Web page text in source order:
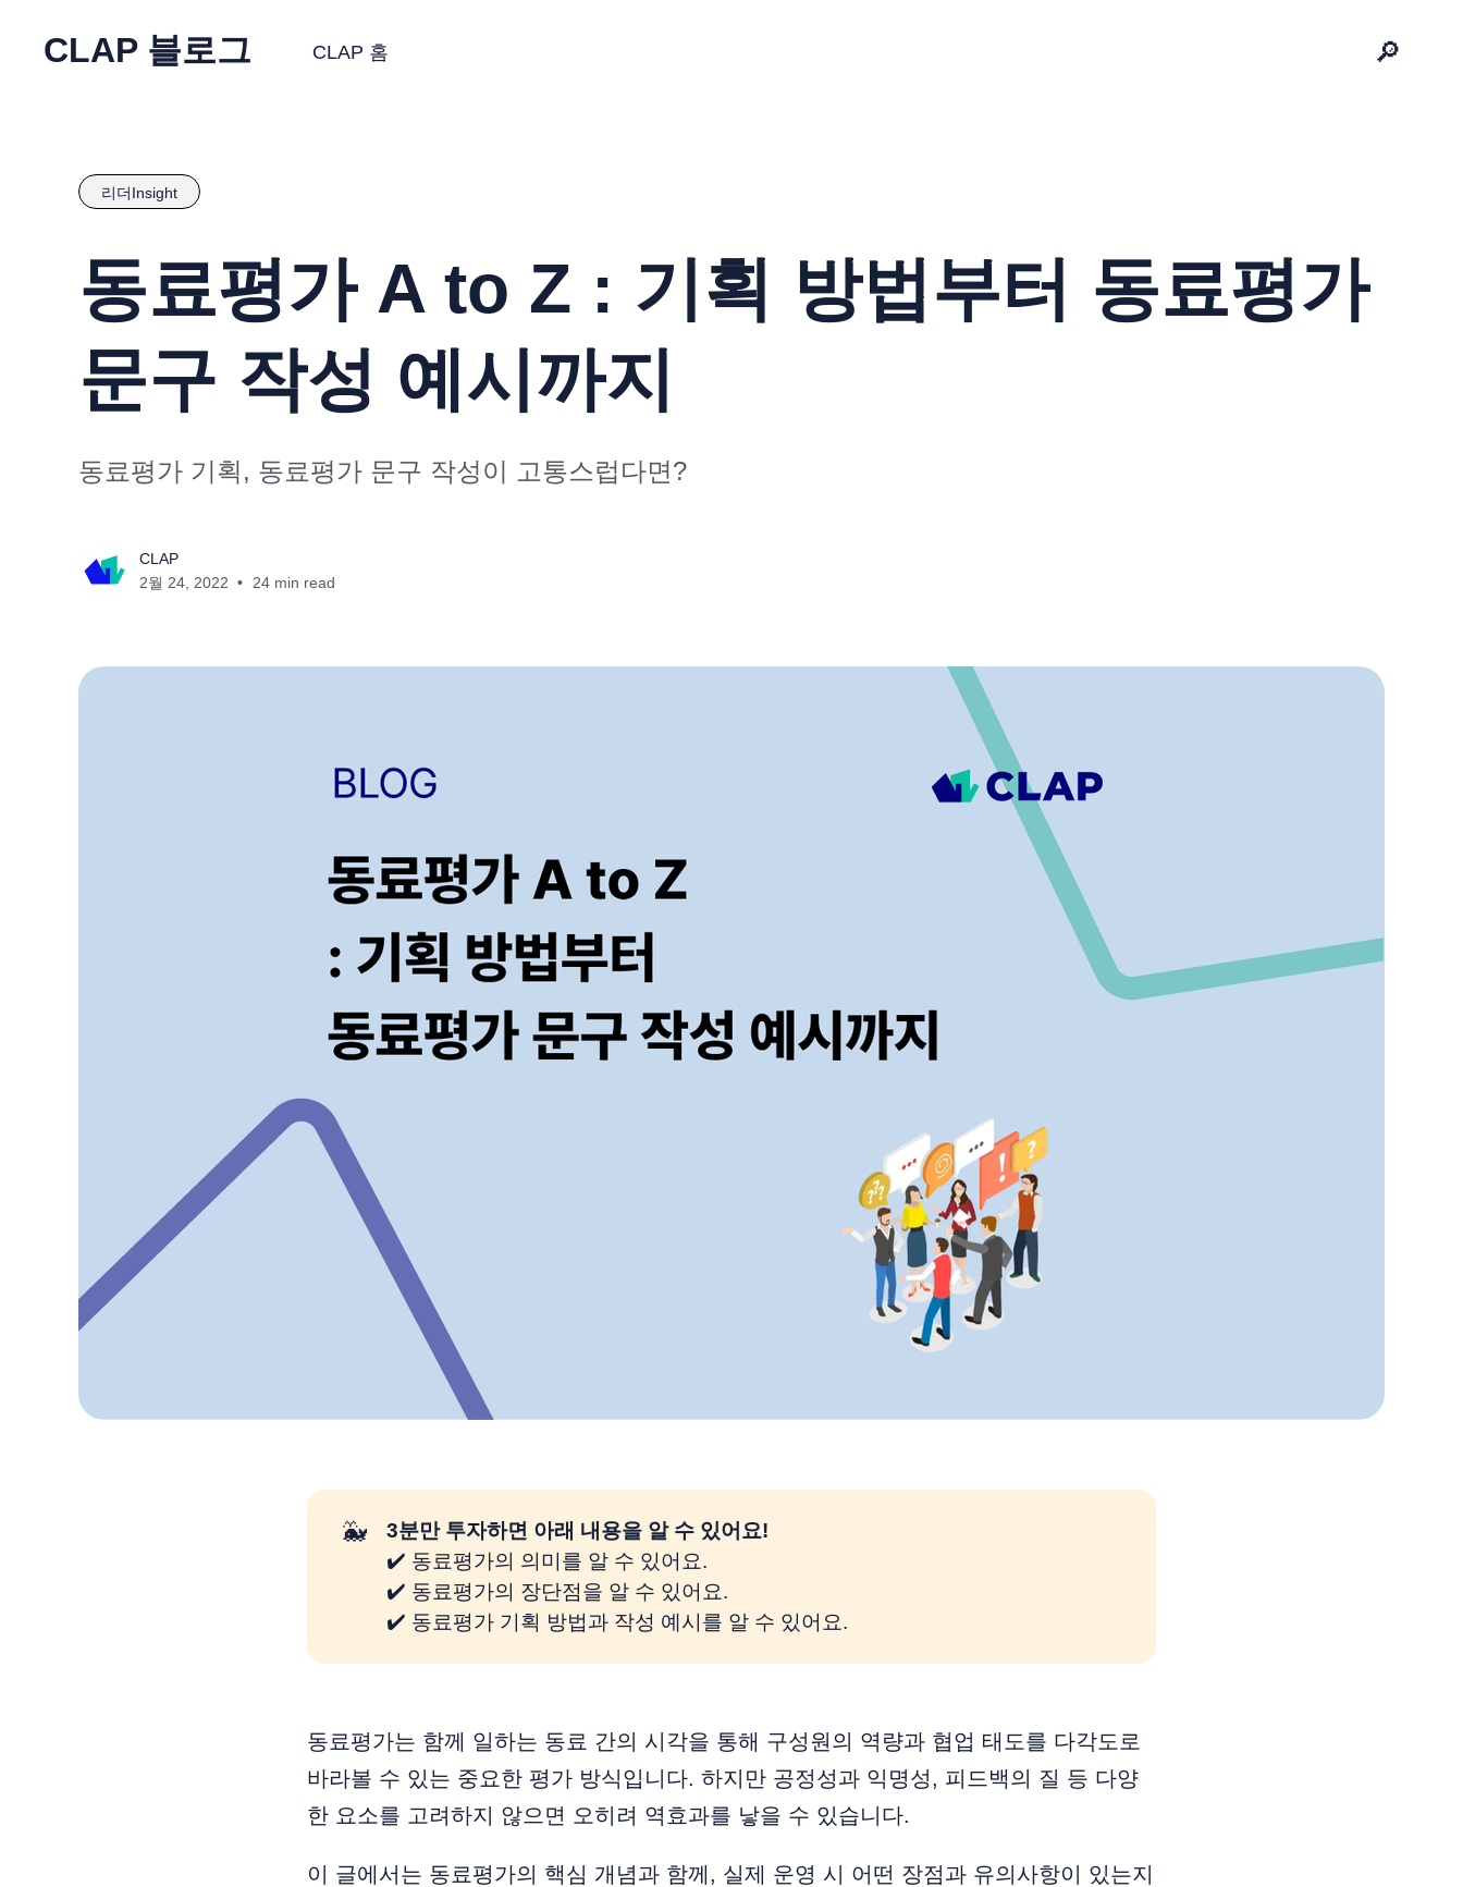
CLAP 블로그 CLAP 홈 🔎
리더Insight
동료평가 A to Z : 기획 방법부터 동료평가
문구 작성 예시까지
동료평가 기획, 동료평가 문구 작성이 고통스럽다면?
CLAP
2월 24, 2022
24 min read
🐳
3분만 투자하면 아래 내용을 알 수 있어요!
✔️ 동료평가의 의미를 알 수 있어요.
✔️ 동료평가의 장단점을 알 수 있어요.
✔️ 동료평가 기획 방법과 작성 예시를 알 수 있어요.
동료평가는 함께 일하는 동료 간의 시각을 통해 구성원의 역량과 협업 태도를 다각도로
바라볼 수 있는 중요한 평가 방식입니다. 하지만 공정성과 익명성, 피드백의 질 등 다양
한 요소를 고려하지 않으면 오히려 역효과를 낳을 수 있습니다.
이 글에서는 동료평가의 핵심 개념과 함께, 실제 운영 시 어떤 장점과 유의사항이 있는지